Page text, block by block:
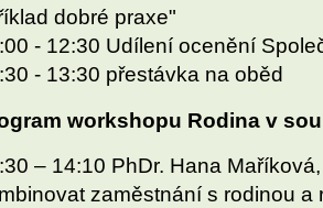
dobré praxe"
- 12:30 Udílení ocenění
- 13:30 přestávka na oběd
workshopu Rodina v
– 14:10 PhDr. Hana
zaměstnání s rodinou